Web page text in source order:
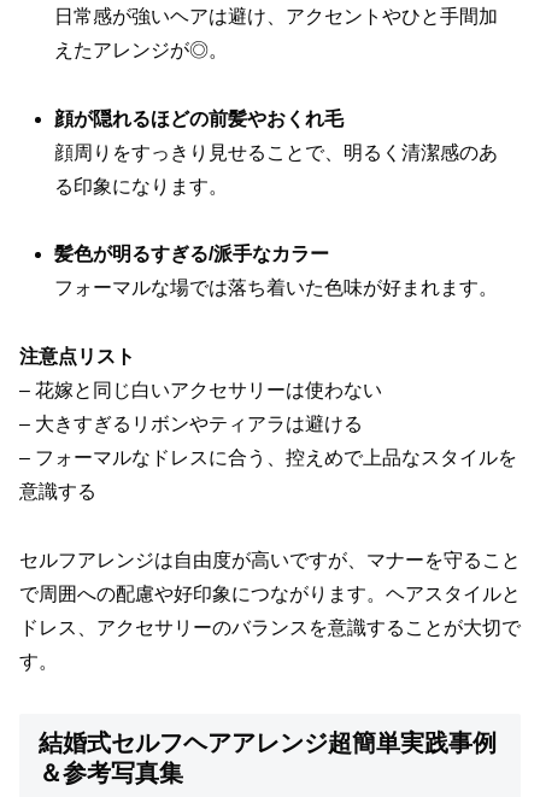
日常感が強いヘアは避け、アクセントやひと手間加
えたアレンジが◎。
顔が隠れるほどの前髪やおくれ毛
顔周りをすっきり見せることで、明るく清潔感のあ
る印象になります。
髪色が明るすぎる/派手なカラー
フォーマルな場では落ち着いた色味が好まれます。
注意点リスト
– 花嫁と同じ白いアクセサリーは使わない
– 大きすぎるリボンやティアラは避ける
– フォーマルなドレスに合う、控えめで上品なスタイルを
意識する
セルフアレンジは自由度が高いですが、マナーを守ること
で周囲への配慮や好印象につながります。ヘアスタイルと
ドレス、アクセサリーのバランスを意識することが大切で
す。
結婚式セルフヘアアレンジ超簡単実践事例
＆参考写真集